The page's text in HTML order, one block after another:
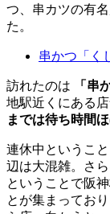
つ、串カツの有名
た。
串かつ「く
訪れたのは 「串
地駅近くにある店
までは待ち時間
連休中というこ
辺は大混雑。さ
ということで阪
とが集まってお